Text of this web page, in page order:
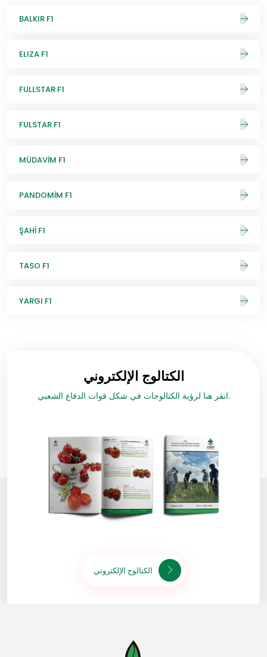
BALKIR F1
ELIZA F1
FULLSTAR F1
FULSTAR F1
MÜDAVİM F1
PANDOMİM F1
ŞAHİ F1
TASO F1
YARGI F1
الكتالوج الإلكتروني
انقر هنا لرؤية الكتالوجات في شكل قوات الدفاع الشعبي.
الكتالوج الإلكتروني